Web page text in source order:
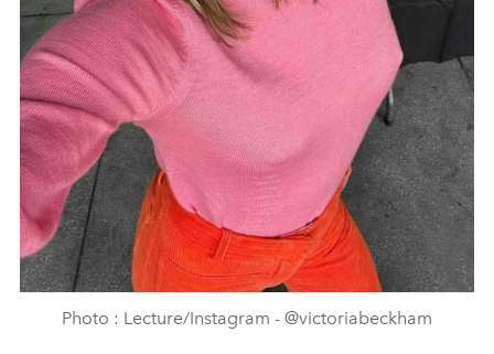
Photo : Lecture/Instagram - @victoriabeckham